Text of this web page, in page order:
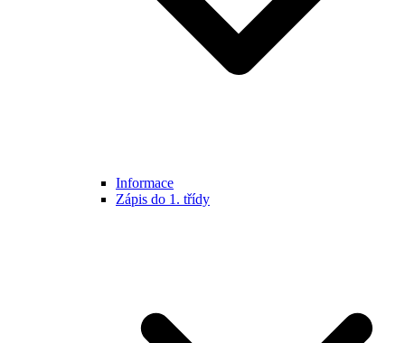
Informace
Zápis do 1. třídy